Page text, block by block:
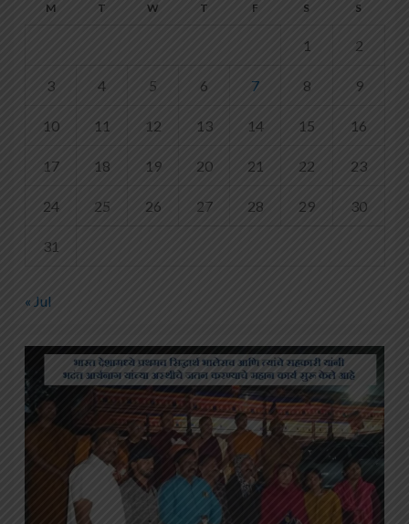
M T W T F S S
1 2
3 4 5 6 7 8 9
10 11 12 13 14 15 16
17 18 19 20 21 22 23
24 25 26 27 28 29 30
31
« Jul